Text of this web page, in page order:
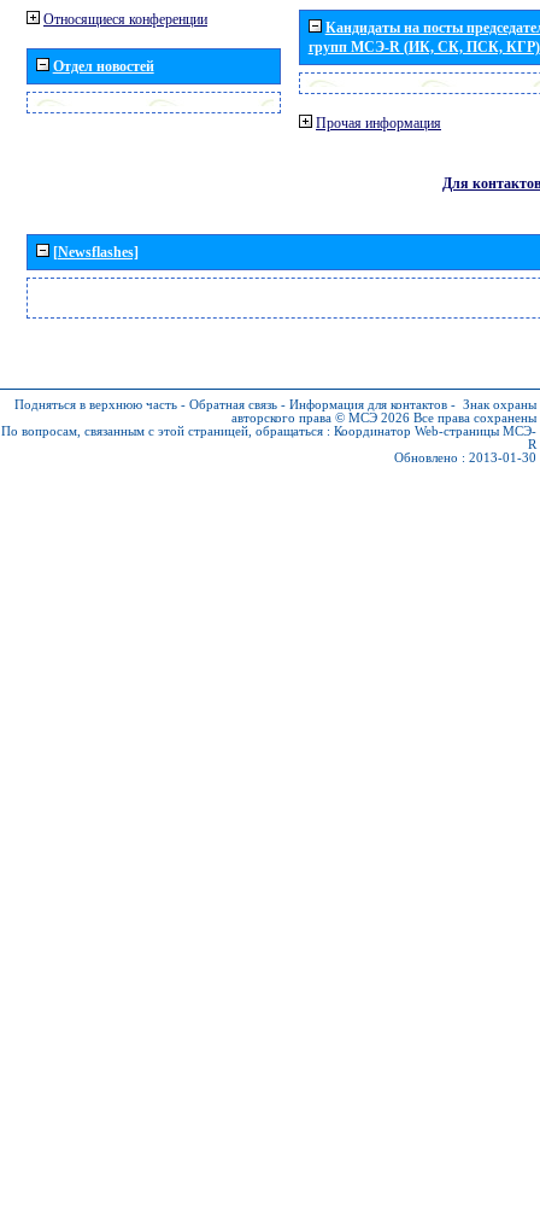
Относящиеся конференции
Отдел новостей
Кандидаты на посты
групп МСЭ-R (ИК, СК, ПСК, КГР)
Прочая информация
Для контактов
[Newsflashes]
Подняться в верхнюю часть - Обратная связь - Информация для контактов - Знак охраны
авторского права © МСЭ 2026 Все права сохранены
По вопросам, связанным с этой страницей, обращаться : Координатор Web-страницы МСЭ-
R
Обновлено : 2013-01-30